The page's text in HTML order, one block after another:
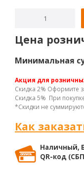
Цена
Минимальная
Акция для
Скидка 2% Оформите
Скидка 5% При
*Скидки не
Как
Наличный,
QR-код